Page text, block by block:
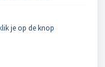
je op de knop